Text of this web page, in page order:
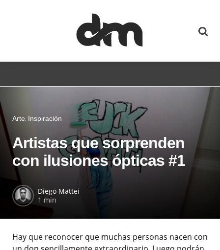
Arte Inspiración
Artistas que sorprenden
con ilusiones ópticas #1
Diego Mattei
1 min
Hay que reconocer que muchas personas nacen con